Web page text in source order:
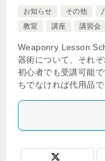
お知らせ
その他
教室
講座 講習会
Weaponry Lesson
器術について、それ
初心者でも受講可能
ちでなければ代用品